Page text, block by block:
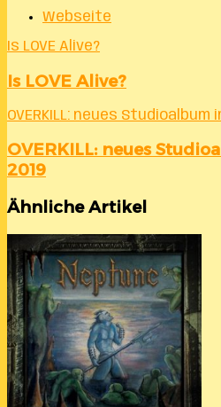
Webseite
Is LOVE Alive?
Is LOVE Alive?
OVERKILL: neues Studioalbum
OVERKILL: neues
2019
Ähnliche Artikel